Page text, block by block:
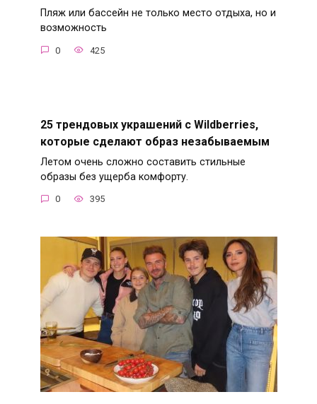
Пляж или бассейн не только место отдыха, но и
возможность
0 425
25 трендовых украшений с Wildberries,
которые сделают образ незабываемым
Летом очень сложно составить стильные
образы без ущерба комфорту.
0 395